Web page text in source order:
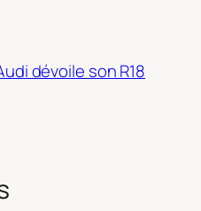
dévoile son R18